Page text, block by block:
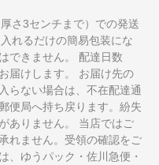
さ3センチまで）での発送
れるだけの簡易包装にな
できません。 配達日数
届けします。 お届け先の
らない場合は、不在配達通
便局へ持ち戻ります。紛失
ありません。 当店ではご
れません。受領の確認をご
、ゆうパック・佐川急便・